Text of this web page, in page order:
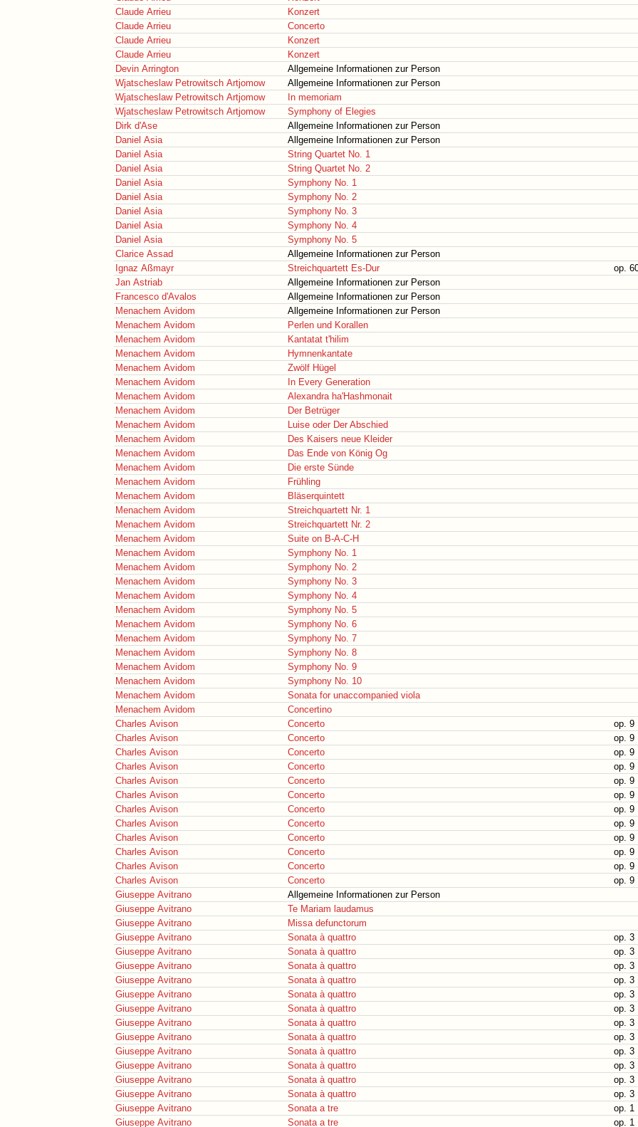
Claude Arrieu
Konzert
Claude Arrieu
Concerto
Claude Arrieu
Konzert
Claude Arrieu
Konzert
Devin Arrington
Allgemeine Informationen zur Person
Wjatscheslaw Petrowitsch Artjomow
Allgemeine Informationen zur Person
Wjatscheslaw Petrowitsch Artjomow
In memoriam
Wjatscheslaw Petrowitsch Artjomow
Symphony of Elegies
Dirk d'Ase
Allgemeine Informationen zur Person
Daniel Asia
Allgemeine Informationen zur Person
Daniel Asia
String Quartet No. 1
Daniel Asia
String Quartet No. 2
Daniel Asia
Symphony No. 1
Daniel Asia
Symphony No. 2
Daniel Asia
Symphony No. 3
Daniel Asia
Symphony No. 4
Daniel Asia
Symphony No. 5
Clarice Assad
Allgemeine Informationen zur Person
Ignaz Aßmayr
Streichquartett Es-Dur
op.
Jan Astriab
Allgemeine Informationen zur Person
Francesco d'Avalos
Allgemeine Informationen zur Person
Menachem Avidom
Allgemeine Informationen zur Person
Menachem Avidom
Perlen und Korallen
Menachem Avidom
Kantatat t'hilim
Menachem Avidom
Hymnenkantate
Menachem Avidom
Zwölf Hügel
Menachem Avidom
In Every Generation
Menachem Avidom
Alexandra ha'Hashmonait
Menachem Avidom
Der Betrüger
Menachem Avidom
Luise oder Der Abschied
Menachem Avidom
Des Kaisers neue Kleider
Menachem Avidom
Das Ende von König Og
Menachem Avidom
Die erste Sünde
Menachem Avidom
Frühling
Menachem Avidom
Bläserquintett
Menachem Avidom
Streichquartett Nr. 1
Menachem Avidom
Streichquartett Nr. 2
Menachem Avidom
Suite on B-A-C-H
Menachem Avidom
Symphony No. 1
Menachem Avidom
Symphony No. 2
Menachem Avidom
Symphony No. 3
Menachem Avidom
Symphony No. 4
Menachem Avidom
Symphony No. 5
Menachem Avidom
Symphony No. 6
Menachem Avidom
Symphony No. 7
Menachem Avidom
Symphony No. 8
Menachem Avidom
Symphony No. 9
Menachem Avidom
Symphony No. 10
Menachem Avidom
Sonata for unaccompanied viola
Menachem Avidom
Concertino
Charles Avison
Concerto
op. 9
Charles Avison
Concerto
op. 9
Charles Avison
Concerto
op. 9
Charles Avison
Concerto
op. 9
Charles Avison
Concerto
op. 9
Charles Avison
Concerto
op. 9
Charles Avison
Concerto
op. 9
Charles Avison
Concerto
op. 9
Charles Avison
Concerto
op. 9
Charles Avison
Concerto
op. 9
Charles Avison
Concerto
op. 9
Charles Avison
Concerto
op. 9
Giuseppe Avitrano
Allgemeine Informationen zur Person
Giuseppe Avitrano
Te Mariam laudamus
Giuseppe Avitrano
Missa defunctorum
Giuseppe Avitrano
Sonata à quattro
op. 3
Giuseppe Avitrano
Sonata à quattro
op. 3
Giuseppe Avitrano
Sonata à quattro
op. 3
Giuseppe Avitrano
Sonata à quattro
op. 3
Giuseppe Avitrano
Sonata à quattro
op. 3
Giuseppe Avitrano
Sonata à quattro
op. 3
Giuseppe Avitrano
Sonata à quattro
op. 3
Giuseppe Avitrano
Sonata à quattro
op. 3
Giuseppe Avitrano
Sonata à quattro
op. 3
Giuseppe Avitrano
Sonata à quattro
op. 3
Giuseppe Avitrano
Sonata à quattro
op. 3
Giuseppe Avitrano
Sonata à quattro
op. 3
Giuseppe Avitrano
Sonata a tre
op. 1
Giuseppe Avitrano
Sonata a tre op. 1